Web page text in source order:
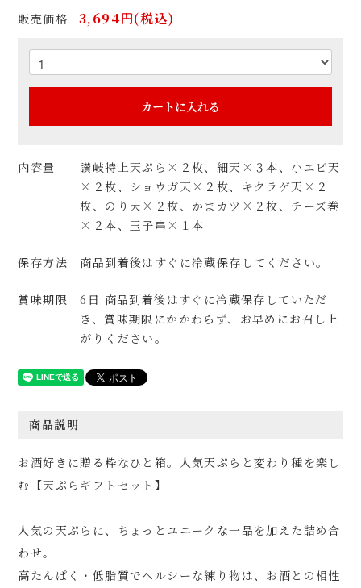
販売価格 3,694円(税込)
カートに入れる
内容量
讃岐特上天ぷら×２枚、細天×３本、小エビ天
×２枚、ショウガ天×２枚、キクラゲ天×２
枚、のり天×２枚、かまカツ×２枚、チーズ巻
×２本、玉子串×１本
保存方法 商品到着後はすぐに冷蔵保存してください。
賞味期限
6日 商品到着後はすぐに冷蔵保存していただ
き、賞味期限にかかわらず、お早めにお召し上
がりください。
商品説明
お酒好きに贈る粋なひと箱。人気天ぷらと変わり種を楽し
む【天ぷらギフトセット】
人気の天ぷらに、ちょっとユニークな一品を加えた詰め合
わせ。
高たんぱく・低脂質でヘルシーな練り物は、お酒との相性